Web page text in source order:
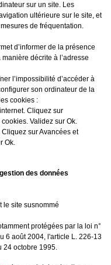
sur un site. Les
ultérieure sur le site, et
de fréquentation.
d’informer de la présence
décrite à l’adresse
l’impossibilité d’accéder à
son ordinateur de la
cookies :
Cliquez sur
Validez sur Ok.
sur Avancées et
Ok.
des données
le site susnommé
protégées par la loi n°
6 août 2004, l'article L. 226-13
24 octobre 1995.